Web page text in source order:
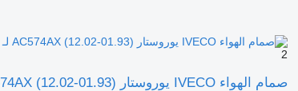
2
صمام الهواء IVECO يوروستار (01.93-12.02) AC574AX لـ الشاحنات IVECO EuroTrakker, EuroStar, EuroTech (1993-2004)